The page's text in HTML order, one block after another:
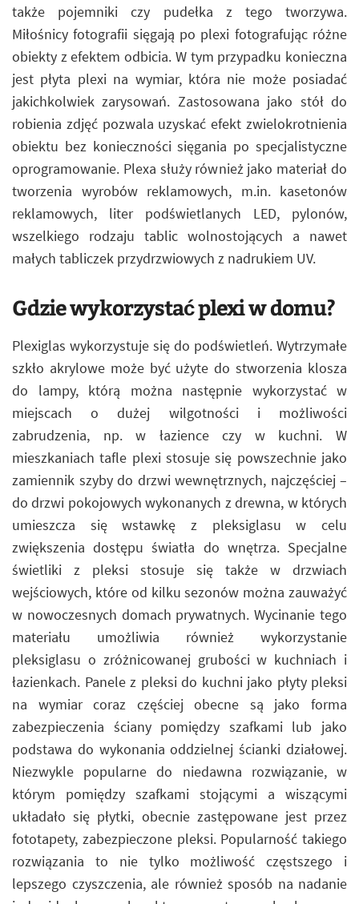
także pojemniki czy pudełka z tego tworzywa.
Miłośnicy fotografii sięgają po plexi fotografując różne
obiekty z efektem odbicia. W tym przypadku konieczna
jest płyta plexi na wymiar, która nie może posiadać
jakichkolwiek zarysowań. Zastosowana jako stół do
robienia zdjęć pozwala uzyskać efekt zwielokrotnienia
obiektu bez konieczności sięgania po specjalistyczne
oprogramowanie. Plexa służy również jako materiał do
tworzenia wyrobów reklamowych, m.in. kasetonów
reklamowych, liter podświetlanych LED, pylonów,
wszelkiego rodzaju tablic wolnostojących a nawet
małych tabliczek przydrzwiowych z nadrukiem UV.
Gdzie wykorzystać plexi w domu?
Plexiglas wykorzystuje się do podświetleń. Wytrzymałe
szkło akrylowe może być użyte do stworzenia klosza
do lampy, którą można następnie wykorzystać w
miejscach o dużej wilgotności i możliwości
zabrudzenia, np. w łazience czy w kuchni. W
mieszkaniach tafle plexi stosuje się powszechnie jako
zamiennik szyby do drzwi wewnętrznych, najczęściej –
do drzwi pokojowych wykonanych z drewna, w których
umieszcza się wstawkę z pleksiglasu w celu
zwiększenia dostępu światła do wnętrza. Specjalne
świetliki z pleksi stosuje się także w drzwiach
wejściowych, które od kilku sezonów można zauważyć
w nowoczesnych domach prywatnych. Wycinanie tego
materiału umożliwia również wykorzystanie
pleksiglasu o zróżnicowanej grubości w kuchniach i
łazienkach. Panele z pleksi do kuchni jako płyty pleksi
na wymiar coraz częściej obecne są jako forma
zabezpieczenia ściany pomiędzy szafkami lub jako
podstawa do wykonania oddzielnej ścianki działowej.
Niezwykle popularne do niedawna rozwiązanie, w
którym pomiędzy szafkami stojącymi a wiszącymi
układało się płytki, obecnie zastępowane jest przez
fototapety, zabezpieczone pleksi. Popularność takiego
rozwiązania to nie tylko możliwość częstszego i
lepszego czyszczenia, ale również sposób na nadanie